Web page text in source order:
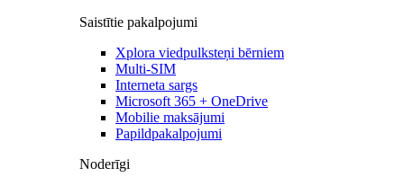
Saistītie pakalpojumi
Xplora viedpulksteņi bērniem
Multi-SIM
Interneta sargs
Microsoft 365 + OneDrive
Mobilie maksājumi
Papildpakalpojumi
Noderīgi